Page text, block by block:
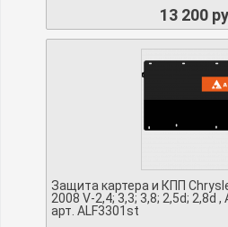
13 200
Защита картера и КПП
2008 V-2,4; 3,3; 3,8; 2,5d; 2,8d
арт. ALF3301st